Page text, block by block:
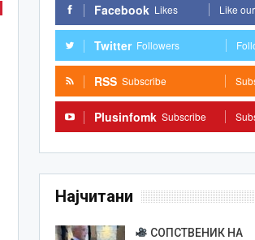
Facebook Likes Like
Twitter Followers
RSS Subscribe
Plusinfomk Subscribe
Најчитани
СОПСТВЕНИК НА